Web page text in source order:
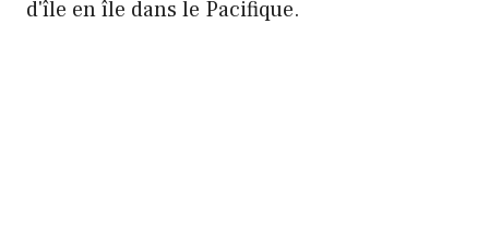
d'île en île dans le Pacifique.